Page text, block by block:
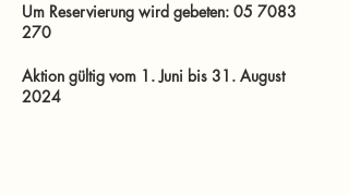
Um Reservierung wird gebeten: 05 7083
270
Aktion gültig vom 1. Juni bis 31. August
2024